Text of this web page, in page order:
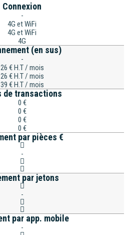
Connexion
-
4G et WiFi
4G et WiFi
4G
(en sus)
-
26 € H.T / mois
26 € H.T / mois
39 € H.T / mois
de transactions
0 €
0 €
0 €
0 €
par pièces €
-
par jetons
-
par app. mobile
-